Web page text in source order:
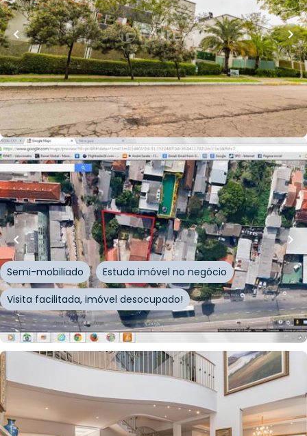
Apartamento • Quatro Estações Condomínio
Clube
Rua Araruama,Vila Jardim,Porto Alegre
Whatsapp
Cód.
R$2.500.000,00
980m²• 7quartos •4banheiros•10vagas
Terreno
Avenida Protásio Alves,Vila Jardim,Porto Alegre
Semi-mobiliado
Estuda imóvel no negócio
Visita facilitada, imóvel desocupado!
Whatsapp
Cód.103168
R$3.752.500,00
m² quartos banheiros•6vagas
Casa